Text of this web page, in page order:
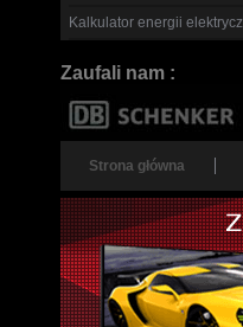
Kalkulator energii
Zaufali nam :
Strona główna